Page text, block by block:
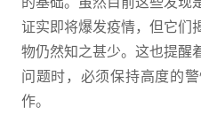
证实即将爆发疫情，但它们
物仍然知之甚少。这也提醒
问题时，必须保持高度的
作。